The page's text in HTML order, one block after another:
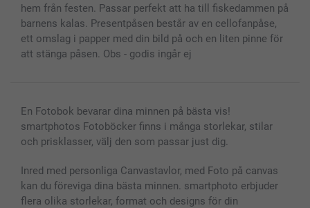
Presentkort
Alla fotoprodukter
hem från festen. Passar perfekt att ha till fiskedammen på
barnens kalas. Presentpåsen består av en cellofanpåse,
ett omslag i papper med din bild på och en liten pinne för
att stänga påsen. Obs - godis ingår ej
En Fotobok bevarar dina minnen på bästa vis!
smartphotos Fotoböcker finns i många storlekar, stilar
och prisklasser, välj den som passar just dig.
Inred med personliga Canvastavlor, med Foto på canvas
kan du föreviga dina bästa minnen. smartphoto erbjuder
flera olika storlekar, format och designs för din